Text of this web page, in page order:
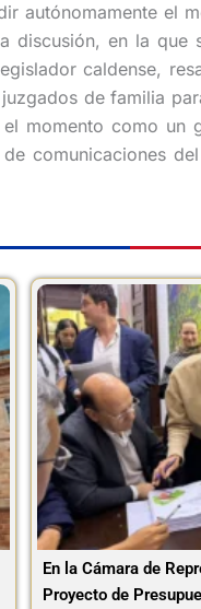
autónomamente el
discusión, en la que
caldense,
de familia
momento como un
comunicaciones del
En la Cámara de
Proyecto de